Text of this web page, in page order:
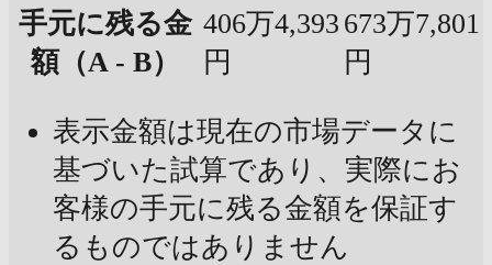
手元に残る金
額（A - B）
406万4,393
円
673万7,801
円
表示金額は現在の市場データに
基づいた試算であり、実際にお
客様の手元に残る金額を保証す
るものではありません